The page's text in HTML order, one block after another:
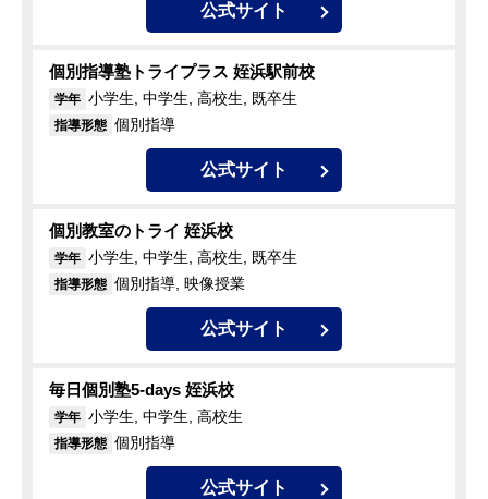
公式サイト
個別指導塾トライプラス 姪浜駅前校
学年 小学生, 中学生, 高校生, 既卒生
指導形態 個別指導
公式サイト
個別教室のトライ 姪浜校
学年 小学生, 中学生, 高校生, 既卒生
指導形態 個別指導, 映像授業
公式サイト
毎日個別塾5-days 姪浜校
学年 小学生, 中学生, 高校生
指導形態 個別指導
公式サイト